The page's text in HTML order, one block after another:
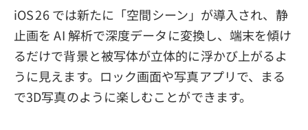
iOS 26 では新たに「空間シーン」が導入され、静
止画を AI 解析で深度データに変換し、端末を傾け
るだけで背景と被写体が立体的に浮かび上がるよ
うに見えます。ロック画面や写真アプリで、まる
で3D写真のように楽しむことができます。